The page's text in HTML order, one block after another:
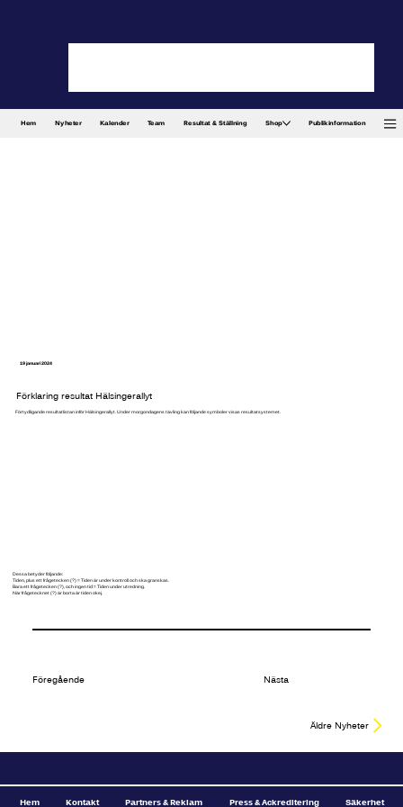
Hem Nyheter Kalender Team Resultat & Ställning Shop Publikinformation
19 januari 2024
Förklaring resultat Hälsingerallyt
Förtydligande resultatlistan inför Hälsingerallyt. Under morgondagens tävling kan följande symboler visas resultatsystemet.
Dessa betyder följande:
Tiden, plus ett frågetecken (?) = Tiden är under kontroll och ska granskas.
Bara ett frågetecken (?), och ingen tid = Tiden under utredning.
När frågetecknet (?) är borta är tiden okej.
Nästa
Föregående
Äldre Nyheter
Hem Kontakt Partners & Reklam Press & Ackreditering Säkerhet